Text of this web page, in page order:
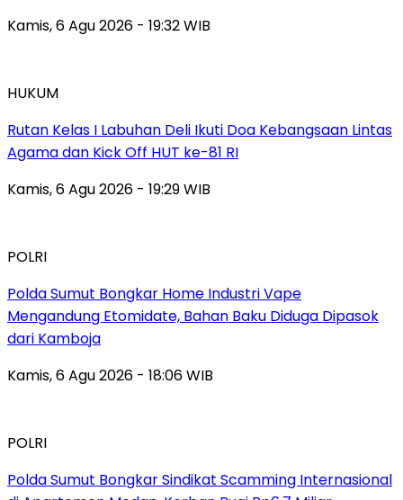
Kamis, 6 Agu 2026 - 19:32 WIB
HUKUM
Rutan Kelas I Labuhan Deli Ikuti Doa Kebangsaan Lintas
Agama dan Kick Off HUT ke-81 RI
Kamis, 6 Agu 2026 - 19:29 WIB
POLRI
Polda Sumut Bongkar Home Industri Vape
Mengandung Etomidate, Bahan Baku Diduga Dipasok
dari Kamboja
Kamis, 6 Agu 2026 - 18:06 WIB
POLRI
Polda Sumut Bongkar Sindikat Scamming Internasional